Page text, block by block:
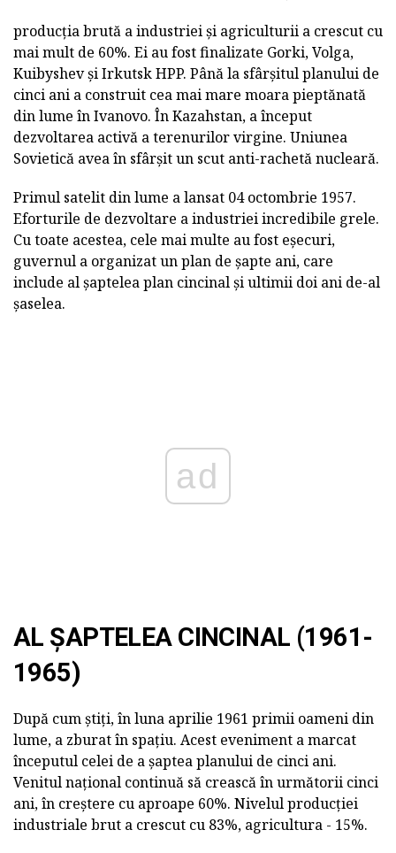
producția brută a industriei și agriculturii a crescut cu
mai mult de 60%. Ei au fost finalizate Gorki, Volga,
Kuibyshev și Irkutsk HPP. Până la sfârșitul planului de
cinci ani a construit cea mai mare moara pieptănată
din lume în Ivanovo. În Kazahstan, a început
dezvoltarea activă a terenurilor virgine. Uniunea
Sovietică avea în sfârșit un scut anti-rachetă nucleară.
Primul satelit din lume a lansat 04 octombrie 1957.
Eforturile de dezvoltare a industriei incredibile grele.
Cu toate acestea, cele mai multe au fost eșecuri,
guvernul a organizat un plan de șapte ani, care
include al șaptelea plan cincinal și ultimii doi ani de-al
șaselea.
ad
AL ȘAPTELEA CINCINAL (1961-
1965)
După cum știți, în luna aprilie 1961 primii oameni din
lume, a zburat în spațiu. Acest eveniment a marcat
începutul celei de a șaptea planului de cinci ani.
Venitul național continuă să crească în următorii cinci
ani, în creștere cu aproape 60%. Nivelul producției
industriale brut a crescut cu 83%, agricultura - 15%.